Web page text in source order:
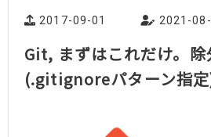
2017-09-01 2021-
Git, まずはこれだけ。除
(.gitignoreパターン指